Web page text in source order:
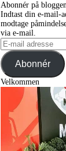
Abonnér på
Indtast din e-mail-
modtage
via e-mail.
E-
mail
adresseAbonnér
Velkommen